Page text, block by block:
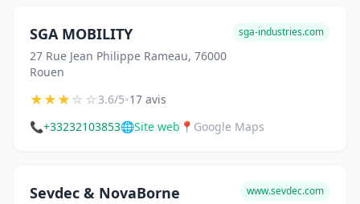
SGA MOBILITY
27 Rue Jean Philippe Rameau, 76000
Rouen
sga-industries.com
★★★☆☆3.6/5•17 avis
📞+33232103853🌐Site web 📍 Google Maps
Sevdec & NovaBorne www.sevdec.com